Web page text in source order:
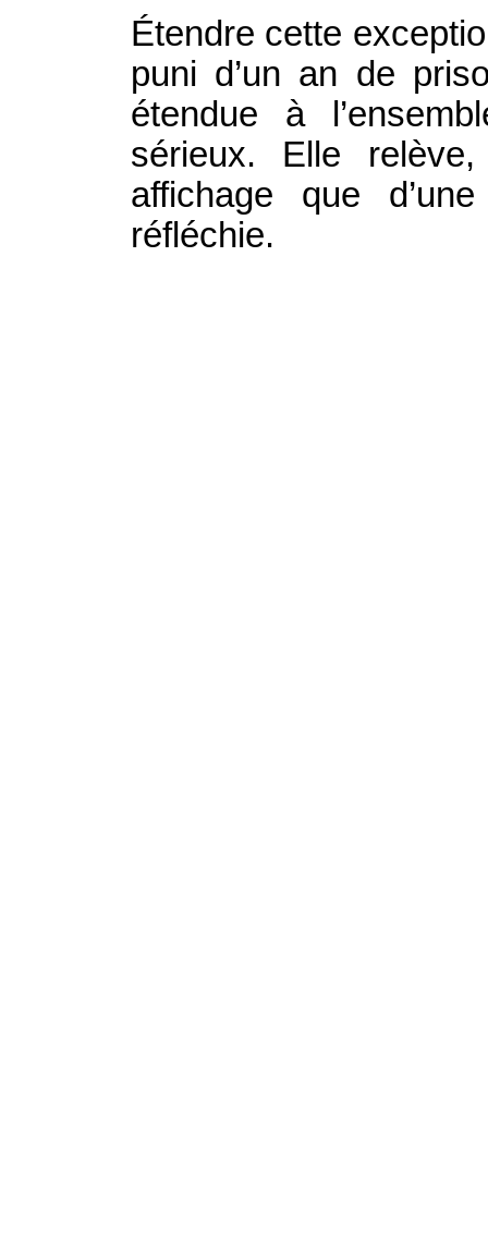
Étendre cette
puni d’un an de
étendue à
sérieux. Elle
affichage que
réfléchie.